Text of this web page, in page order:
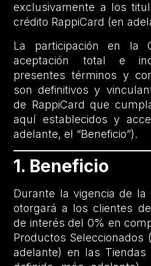
exclusivamente a los
crédito RappiCard (en
La participación en la
aceptación total e
presentes términos y
son definitivos y
de RappiCard que
aquí establecidos y
adelante, el “Beneficio”).
1. Beneficio
Durante la vigencia de la
otorgará a los clientes
de interés del 0% en
Productos Seleccionados
adelante) en las Tiendas